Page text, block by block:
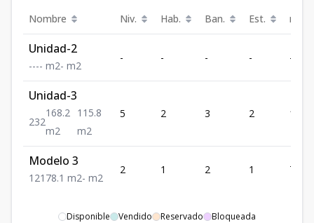
Nombre Niv. Hab. Ban. Est. m²
Unidad-2
---- m2- m2
- - - - -
Unidad-3
232
168.2
m2
115.8
m2
5 2 3 2 168.2
Modelo 3
1 21 78.1 m2- m2
2 1 2 1 78.1
Disponible Vendido Reservado Bloqueada